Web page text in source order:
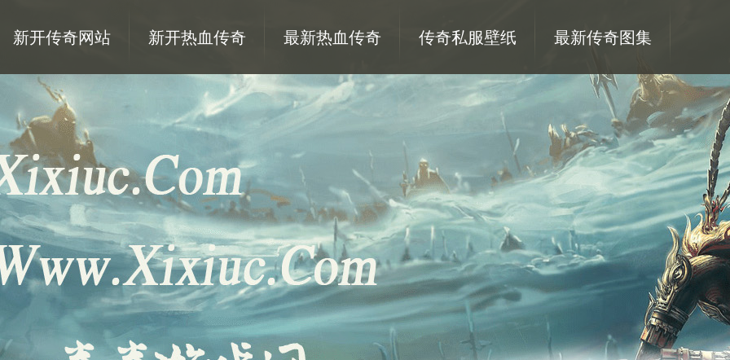
新开传奇网站 新开热血传奇 最新热血传奇 传奇私服壁纸 最新传奇图集